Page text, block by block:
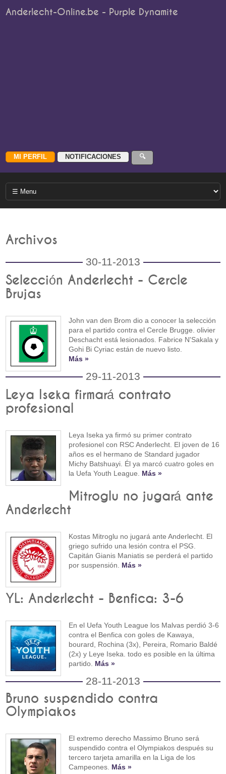
Anderlecht-Online.be - Purple Dynamite
Archivos
30-11-2013
Selección Anderlecht - Cercle
Brujas
John van den Brom dio a conocer la selección
para el partido contra el Cercle Brugge. olivier
Deschacht está lesionados. Fabrice N'Sakala y
Gohi Bi Cyriac están de nuevo listo.
Más »
29-11-2013
Leya Iseka firmará contrato
profesional
Leya Iseka ya firmó su primer contrato
profesionel con RSC Anderlecht. El joven de 16
años es el hermano de Standard jugador
Michy Batshuayi. Él ya marcó cuatro goles en
la Uefa Youth League. Más »
Mitroglu no jugará ante
Anderlecht
Kostas Mitroglu no jugará ante Anderlecht. El
griego sufrido una lesión contra el PSG.
Capitán Gianis Maniatis se perderá el partido
por suspensión. Más »
YL: Anderlecht - Benfica: 3-6
En el Uefa Youth League los Malvas perdió 3-6
contra el Benfica con goles de Kawaya,
bourard, Rochina (3x), Pereira, Romario Baldé
(2x) y Leye Iseka. todo es posible en la última
partido. Más »
28-11-2013
Bruno suspendido contra
Olympiakos
El extremo derecho Massimo Bruno será
suspendido contra el Olympiakos después su
tercero tarjeta amarilla en la Liga de los
Campeones. Más »